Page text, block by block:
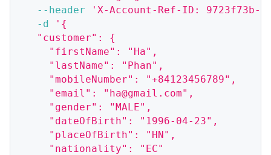
--header
'X-Account-Ref-ID: 9723f73b-
-d
'{
  "customer": {
    "firstName": "Ha",
    "lastName": "Phan",
    "mobileNumber": "+84123456789",
    "email": "ha@gmail.com",
    "gender": "MALE",
    "dateOfBirth": "1996-04-23",
    "placeOfBirth": "HN",
    "nationality": "EC"